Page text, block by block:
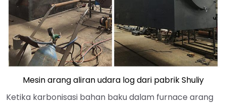
Mesin arang aliran udara log dari pabrik Shuliy
Ketika karbonisasi bahan baku dalam furnace arang